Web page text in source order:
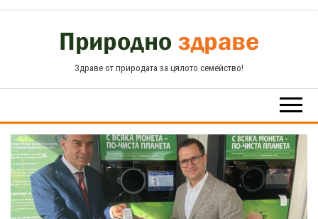
Здраве от природата за цялото семейство!